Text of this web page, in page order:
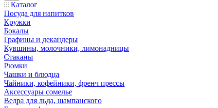
Каталог
Посуда для напитков
Кружки
Бокалы
Графины и декандеры
Кувшины, молочники, лимонадницы
Стаканы
Рюмки
Чашки и блюдца
Чайники, кофейники, френч прессы
Аксессуары сомелье
Ведра для льда, шампанского